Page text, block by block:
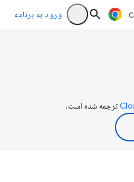
ورود به برنامه
ترجمه شده است.